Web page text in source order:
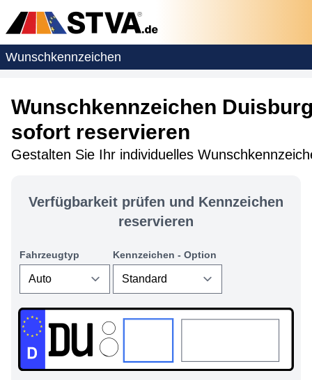
Wunschkennzeichen
Wunschkennzeichen
sofort reservieren
Gestalten Sie Ihr individuelles
Verfügbarkeit prüfen und Kennzeichen
reservieren
Fahrzeugtyp Kennzeichen - Option
DU: